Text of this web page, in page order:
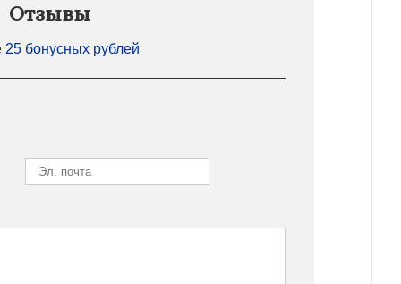
Отзывы
25 бонусных рублей